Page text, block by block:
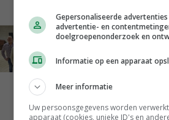
directeur Theo
Leden
Varkenshouderij
Leden van de
(POV) in regio Zuid
Varkenshouder Jos
Gepersonaliseerde
advertentie- en
doelgroepenonderzoek en
Informatie op een apparaat
Meer informatie
Uw persoonsgegevens worden
apparaat (cookies, unieke ID's en